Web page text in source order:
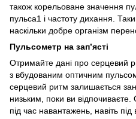
також корельоване значення
пульса1 і частоту дихання.
наскільки добре організм
Пульсометр на зап’ясті
Отримайте дані про серцевий
з вбудованим оптичним
серцевий ритм залишається
низьким, поки ви
під час навантажень, навіть під